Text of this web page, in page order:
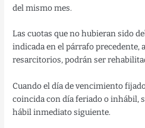
del mismo mes.
Las cuotas que no hubieran sido
indicada en el párrafo precedente,
resarcitorios, podrán ser
Cuando el día de vencimiento
coincida con día feriado o inhábil,
hábil inmediato siguiente.